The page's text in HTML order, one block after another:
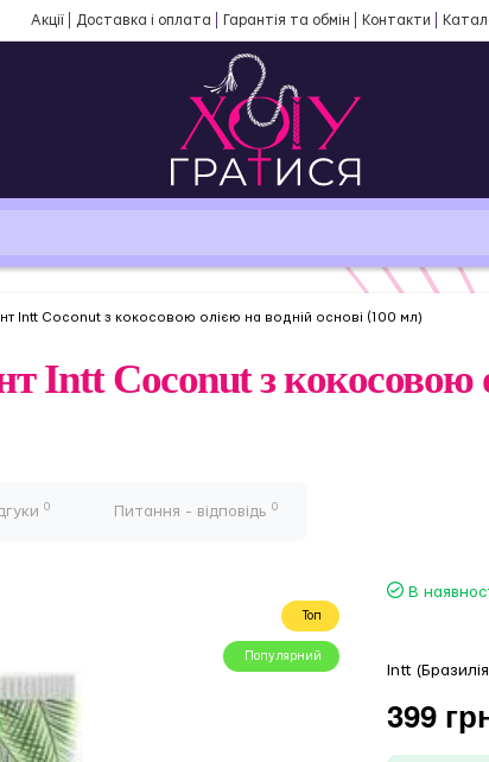
Акції Доставка і оплата Гарантія та обмін Контакти
Intt Coconut з кокосовою олією на водній основі (100 мл)
Intt Coconut з кокосовою
0 Питання - відповідь 0
Топ
Популярний
В
Intt
399